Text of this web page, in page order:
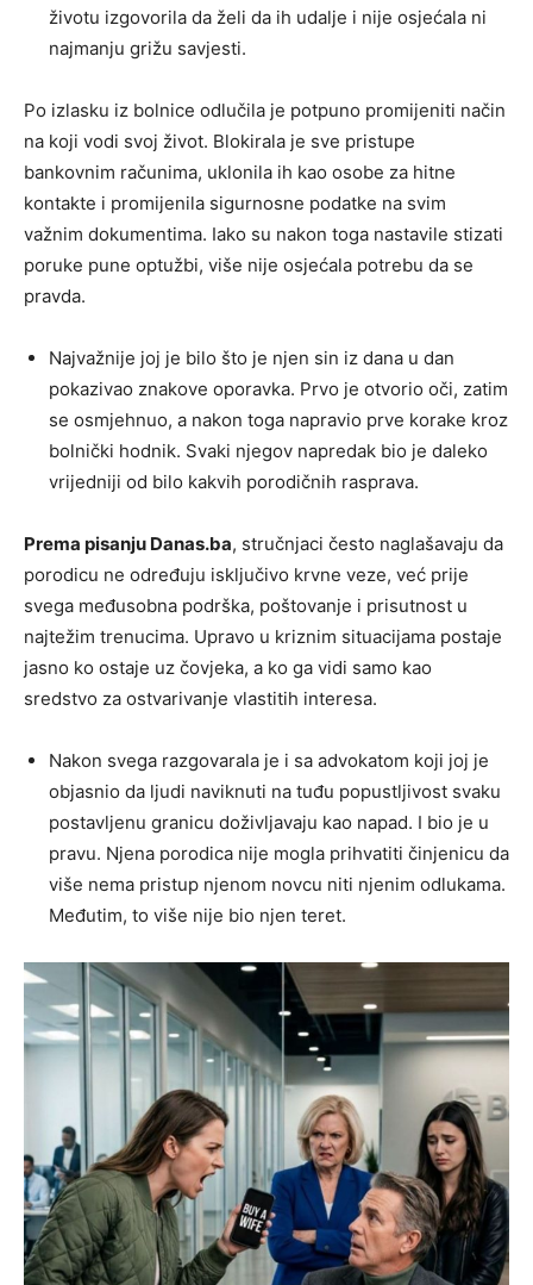
životu izgovorila da želi da ih udalje i nije osjećala ni
najmanju grižu savjesti.
Po izlasku iz bolnice odlučila je potpuno promijeniti način
na koji vodi svoj život. Blokirala je sve pristupe
bankovnim računima, uklonila ih kao osobe za hitne
kontakte i promijenila sigurnosne podatke na svim
važnim dokumentima. Iako su nakon toga nastavile stizati
poruke pune optužbi, više nije osjećala potrebu da se
pravda.
Najvažnije joj je bilo što je njen sin iz dana u dan
pokazivao znakove oporavka. Prvo je otvorio oči, zatim
se osmjehnuo, a nakon toga napravio prve korake kroz
bolnički hodnik. Svaki njegov napredak bio je daleko
vrijedniji od bilo kakvih porodičnih rasprava.
Prema pisanju Danas.ba, stručnjaci često naglašavaju da
porodicu ne određuju isključivo krvne veze, već prije
svega međusobna podrška, poštovanje i prisutnost u
najtežim trenucima. Upravo u kriznim situacijama postaje
jasno ko ostaje uz čovjeka, a ko ga vidi samo kao
sredstvo za ostvarivanje vlastitih interesa.
Nakon svega razgovarala je i sa advokatom koji joj je
objasnio da ljudi naviknuti na tuđu popustljivost svaku
postavljenu granicu doživljavaju kao napad. I bio je u
pravu. Njena porodica nije mogla prihvatiti činjenicu da
više nema pristup njenom novcu niti njenim odlukama.
Međutim, to više nije bio njen teret.